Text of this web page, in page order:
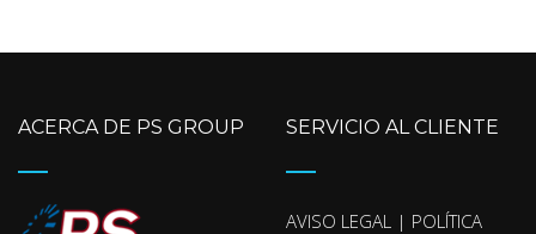
ACERCA DE PS GROUP SERVICIO AL CLIENTE
AVISO LEGAL | POLÍTICA